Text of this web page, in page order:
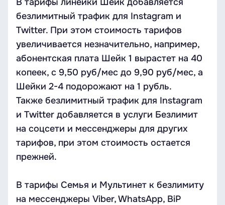
безлимитный трафик для Instagram и
Twitter. При этом стоимость тарифов
увеличивается незначительно, например,
абонентская плата Шейк 1 вырастет на 40
копеек, с 9,50 руб/мес до 9,90 руб/мес, а
Шейки 2-4 подорожают на 1 рубль.
Также безлимитный трафик для Instagram
и Twitter добавляется в услуги Безлимит
на соцсети и мессенджеры для других
тарифов, при этом стоимость остается
прежней.
В тарифы Семья и Мультинет к безлимиту
на мессенджеры Viber, WhatsApp, BiP